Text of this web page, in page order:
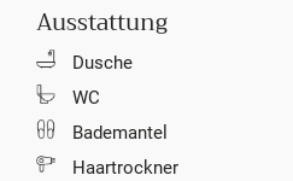
Ausstattung
Dusche
WC
Bademantel
Haartrockner